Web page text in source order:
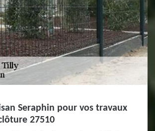
Seraphin pour vos travaux
27510